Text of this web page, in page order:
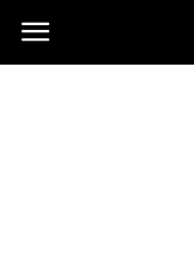
Cowtoruniu.pl